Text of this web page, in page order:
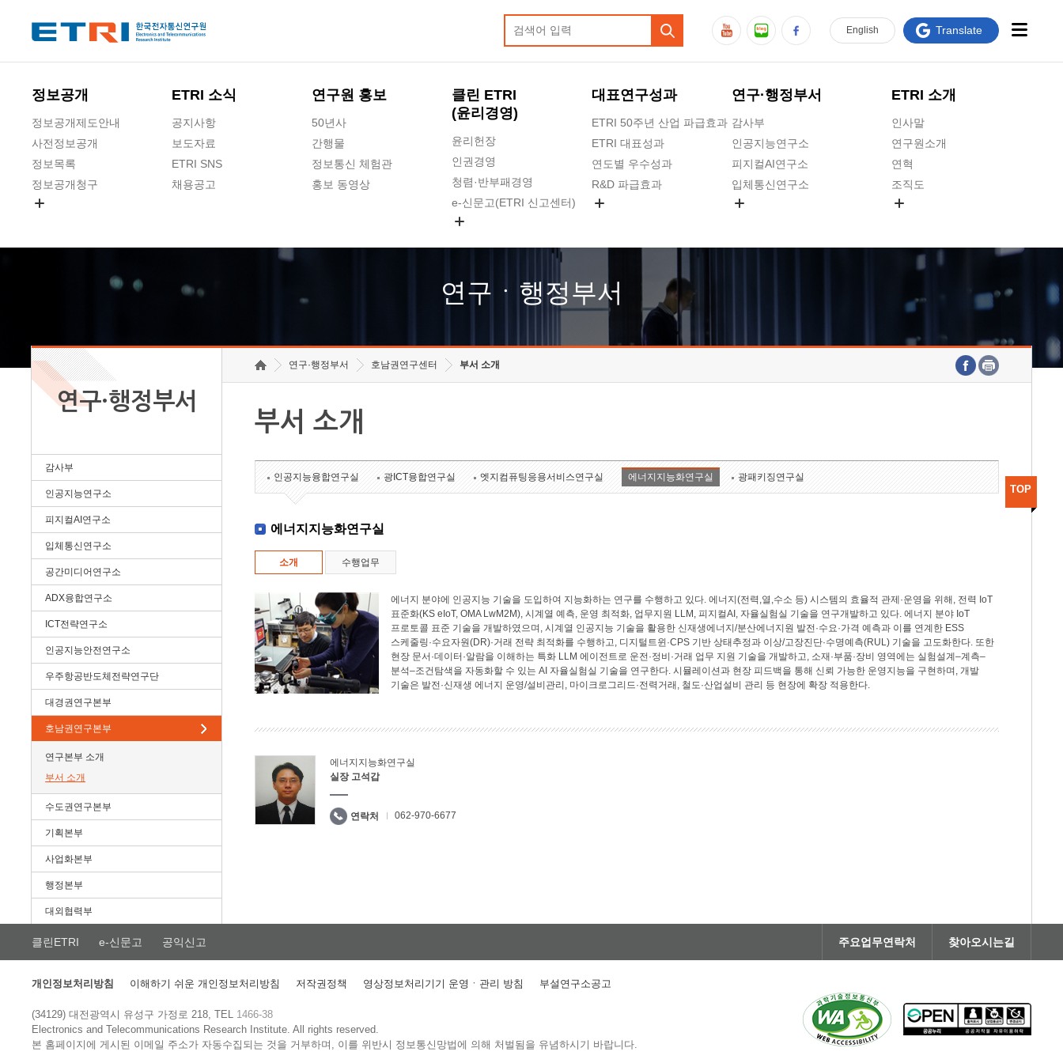
정보공개
정보공개제도안내
사전정보공개
정보목록
정보공개청구
ETRI 소식
공지사항
보도자료
ETRI SNS
채용공고
연구원 홍보
50년사
간행물
정보통신 체험관
홍보 동영상
클린 ETRI
(윤리경영)
윤리헌장
인권경영
청렴·반부패경영
e-신문고(ETRI 신고센터)
고객의소리
수의계약 현황
대표연구성과
ETRI 50주년 산업 파급효과
ETRI 대표성과
연도별 우수성과
R&D 파급효과
연구·행정부서
감사부
인공지능연구소
피지컬AI연구소
입체통신연구소
호남권연구본부
기획본부
ETRI 소개
인사말
연구원소개
연혁
조직도
연구원 고객헌장
주요업무연락처
English Translate
연구ㆍ행정부서
연구·행정부서
감사부
인공지능연구소
피지컬AI연구소
입체통신연구소
공간미디어연구소
ADX융합연구소
ICT전략연구소
인공지능안전연구소
우주항공반도체전략연구단
대경권연구본부
호남권연구본부
연구본부 소개
부서 소개
수도권연구본부
기획본부
사업화본부
행정본부
대외협력부
연구·행정부서 호남권연구센터 부서 소개
부서 소개
인공지능융합연구실 광ICT융합연구실 엣지컴퓨팅응용서비스연구실 에너지지능화연구실 광패키징연구실
에너지지능화연구실
소개 수행업무
에너지 분야에 인공지능 기술을 도입하여 지능화하는 연구를 수행하고 있다. 에너지(전력,열,수소 등) 시스템의 효율적 관제·운영을 위해, 전력 IoT
표준화(KS eIoT, OMA LwM2M), 시계열 예측, 운영 최적화, 업무지원 LLM, 피지컬AI, 자율실험실 기술을 연구개발하고 있다. 에너지 분야 IoT
프로토콜 표준 기술을 개발하였으며, 시계열 인공지능 기술을 활용한 신재생에너지/분산에너지원 발전·수요·가격 예측과 이를 연계한 ESS
스케줄링·수요자원(DR)·거래 전략 최적화를 수행하고, 디지털트윈·CPS 기반 상태추정과 이상/고장진단·수명예측(RUL) 기술을 고도화한다. 또한
현장 문서·데이터·알람을 이해하는 특화 LLM 에이전트로 운전·정비·거래 업무 지원 기술을 개발하고, 소재·부품·장비 영역에는 실험설계–계측–
분석–조건탐색을 자동화할 수 있는 AI 자율실험실 기술을 연구한다. 시뮬레이션과 현장 피드백을 통해 신뢰 가능한 운영지능을 구현하며, 개발
기술은 발전·신재생 에너지 운영/설비관리, 마이크로그리드·전력거래, 철도·산업설비 관리 등 현장에 확장 적용한다.
에너지지능화연구실
실장 고석갑
연락처 062-970-6677
TOP
클린ETRI e-신문고 공익신고 주요업무연락처 찾아오시는길
개인정보처리방침 이해하기 쉬운 개인정보처리방침 저작권정책 영상정보처리기기 운영ㆍ관리 방침 부설연구소공고
(34129) 대전광역시 유성구 가정로 218, TEL 1466-38
Electronics and Telecommunications Research Institute.All rights reserved.
본 홈페이지에 게시된 이메일 주소가 자동수집되는 것을 거부하며, 이를 위반시 정보통신망법에 의해 처벌됨을 유념하시기 바랍니다.